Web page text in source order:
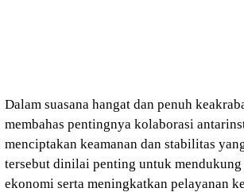
Dalam suasana hangat dan penuh
membahas pentingnya kolaborasi
menciptakan keamanan dan stabilitas
tersebut dinilai penting untuk mendukung
ekonomi serta meningkatkan pelayanan